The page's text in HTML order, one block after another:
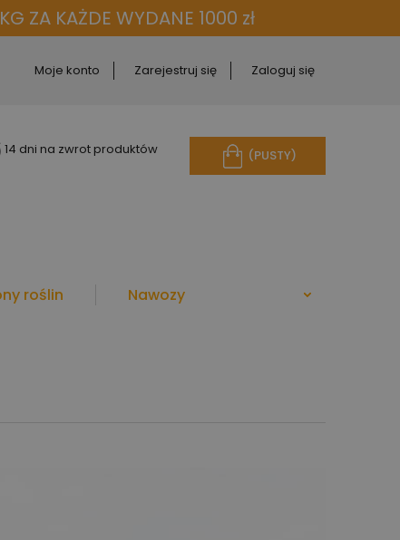
ZA KAŻDE WYDANE 1000 zł
Moje konto Zarejestruj się Zaloguj się
(PUSTY)
14 dni na zwrot produktów
roślin Nawozy